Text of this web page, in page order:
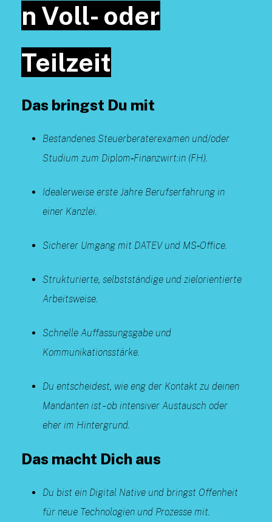
n Voll- oder
Teilzeit
Das bringst Du mit
Bestandenes Steuerberaterexamen und/oder
Studium zum Diplom‑Finanzwirt:in (FH).
Idealerweise erste Jahre Berufserfahrung in
einer Kanzlei.
Sicherer Umgang mit DATEV und MS‑Office.
Strukturierte, selbstständige und zielorientierte
Arbeitsweise.
Schnelle Auffassungsgabe und
Kommunikationsstärke.
Du entscheidest, wie eng der Kontakt zu deinen
Mandanten ist – ob intensiver Austausch oder
eher im Hintergrund.
Das macht Dich aus
Du bist ein Digital Native und bringst Offenheit
für neue Technologien und Prozesse mit.